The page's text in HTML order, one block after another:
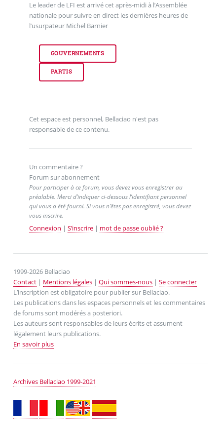
Le leader de LFI est arrivé cet après-midi à l’Assemblée
nationale pour suivre en direct les dernières heures de
l’usurpateur Michel Barnier
GOUVERNEMENTS
PARTIS
Cet espace est personnel, Bellaciao n'est pas
responsable de ce contenu.
Un commentaire ?
Forum sur abonnement
Pour participer à ce forum, vous devez vous enregistrer au
préalable. Merci d’indiquer ci-dessous l’identifiant personnel
qui vous a été fourni. Si vous n’êtes pas enregistré, vous devez
vous inscrire.
Connexion | S’inscrire| mot de passe oublié ?
1999-2026 Bellaciao
Contact| Mentions légales| Qui sommes-nous| Se connecter
L’inscription est obligatoire pour publier sur Bellaciao.
Les publications dans les espaces personnels et les commentaires
de forums sont modérés a posteriori.
Les auteurs sont responsables de leurs écrits et assument
légalement leurs publications.
En savoir plus
Archives Bellaciao 1999-2021